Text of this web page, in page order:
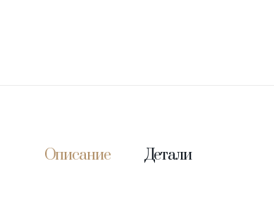
Описание Детали